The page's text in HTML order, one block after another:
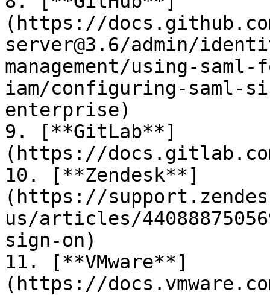
(https://
server@3.6/admin/
management/using-
iam/configuring-saml-
enterprise)
9. [**GitLab**]
(https://
10. [**Zendesk**]
(https://
us/articles/
sign-on)
11. [**VMware**]
(https://